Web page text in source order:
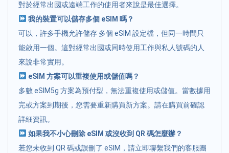
對於經常出國或遠端工作的使用者來說是最佳選擇。
我的裝置可以儲存多個 eSIM 嗎？
可以，許多手機允許儲存 多個 eSIM 設定檔，但同一時間只
能啟用一個。這對經常出國或同時使用工作與私人號碼的人
來說非常實用。
eSIM 方案可以重複使用或儲值嗎？
多數 eSIM5g 方案為預付型，無法重複使用或儲值。當數據用
完或方案到期後，您需要重新購買新方案。請在購買前確認
詳細資訊。
如果我不小心刪除 eSIM 或沒收到 QR 碼怎麼辦？
若您未收到 QR 碼或誤刪了 eSIM，請立即聯繫我們的客服團